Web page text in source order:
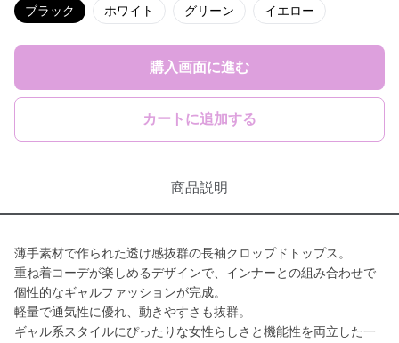
ブラック ホワイト グリーン イエロー
購入画面に進む
カートに追加する
商品説明
薄手素材で作られた透け感抜群の長袖クロップドトップス。
重ね着コーデが楽しめるデザインで、インナーとの組み合わせで
個性的なギャルファッションが完成。
軽量で通気性に優れ、動きやすさも抜群。
ギャル系スタイルにぴったりな女性らしさと機能性を両立した一